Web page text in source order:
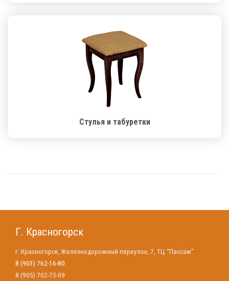
Стулья и табуретки
Г. Красногорск
г. Красногорск, Железнодорожный переулок, 7, ТЦ “Пассаж”
8 (903) 762-16-80
8 (905) 702-75-09